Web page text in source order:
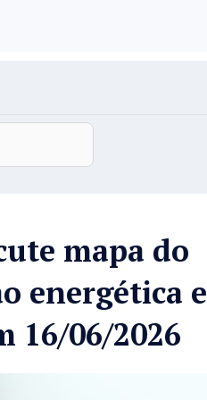
mapa do
energética e
16/06/2026